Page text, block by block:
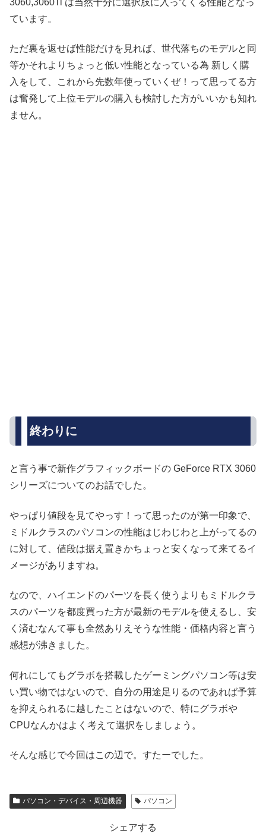
3060,3060Ti は当然十分に選択肢に入ってくる性能となっ
ています。
ただ裏を返せば性能だけを見れば、世代落ちのモデルと同
等かそれよりちょっと低い性能となっている為 新しく購
入をして、これから先数年使っていくぜ！って思ってる方
は奮発して上位モデルの購入も検討した方がいいかも知れ
ません。
終わりに
と言う事で新作グラフィックボードの GeForce RTX 3060
シリーズについてのお話でした。
やっぱり値段を見てやっす！って思ったのが第一印象で、
ミドルクラスのパソコンの性能はじわじわと上がってるの
に対して、値段は据え置きかちょっと安くなって来てるイ
メージがありますね。
なので、ハイエンドのパーツを長く使うよりもミドルクラ
スのパーツを都度買った方が最新のモデルを使えるし、安
く済むなんて事も全然ありえそうな性能・価格内容と言う
感想が沸きました。
何れにしてもグラボを搭載したゲーミングパソコン等は安
い買い物ではないので、自分の用途足りるのであれば予算
を抑えられるに越したことはないので、特にグラボや
CPUなんかはよく考えて選択をしましょう。
そんな感じで今回はこの辺で。すたーでした。
パソコン・デバイス・周辺機器 パソコン
シェアする